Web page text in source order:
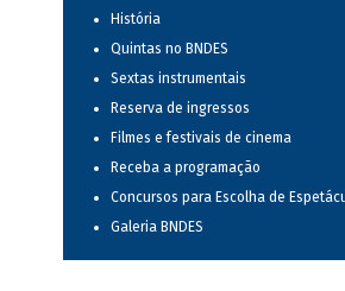
História
Quintas no BNDES
Sextas instrumentais
Reserva de ingressos
Filmes e festivais de cinema
Receba a programação
Concursos para Escolha de
Galeria BNDES